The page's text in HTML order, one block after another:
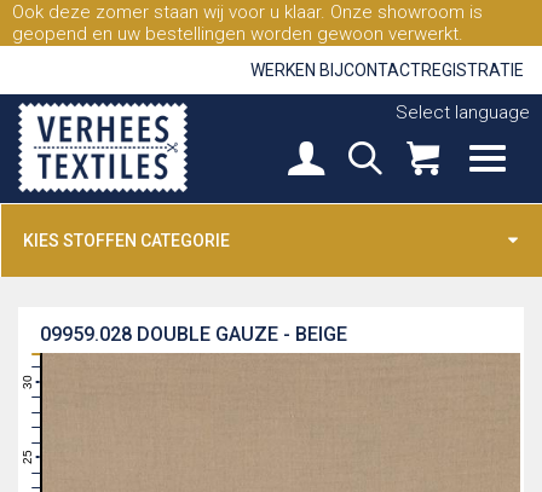
Ook deze zomer staan wij voor u klaar. Onze showroom is
geopend en uw bestellingen worden gewoon verwerkt.
WERKEN BIJCONTACTREGISTRATIE
Select language
KIES STOFFEN CATEGORIE
DOUBLE GAUZE - BEIGE
09959.028
26